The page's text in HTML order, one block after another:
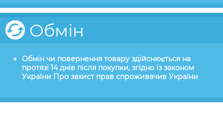
Обмін
Обмін чи повернення товару здійснюється на
протязі 14 днів після покупки, згідно із законом
України Про захист прав спроживачив України